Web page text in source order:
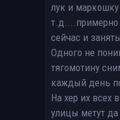
лук и маркошку
сейчас и
Одного не
тягомотину
каждый день
На хер их всех
улицы метут